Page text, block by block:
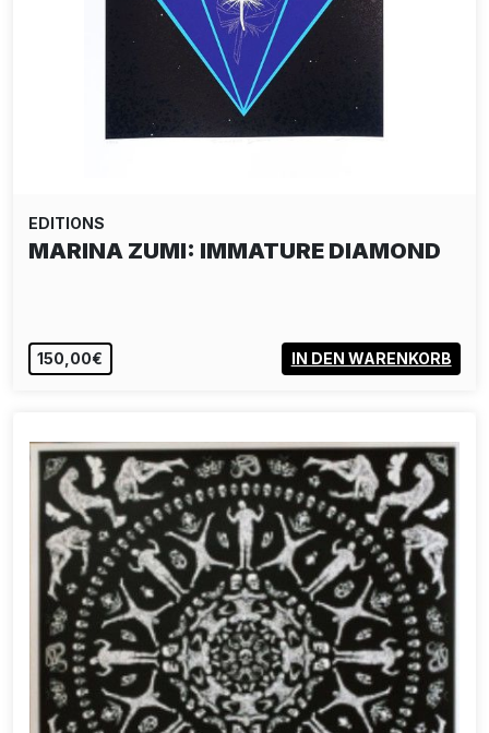
EDITIONS
MARINA ZUMI: IMMATURE DIAMOND
150,00€ IN DEN WARENKORB